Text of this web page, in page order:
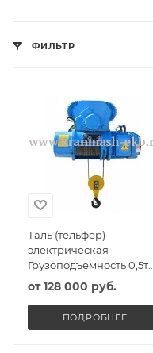
ФИЛЬТР
Таль (тельфер)
электрическая
Грузоподъемность 0,5т
Высота подъема 6м
от128 000 руб.
ПОДРОБНЕЕ